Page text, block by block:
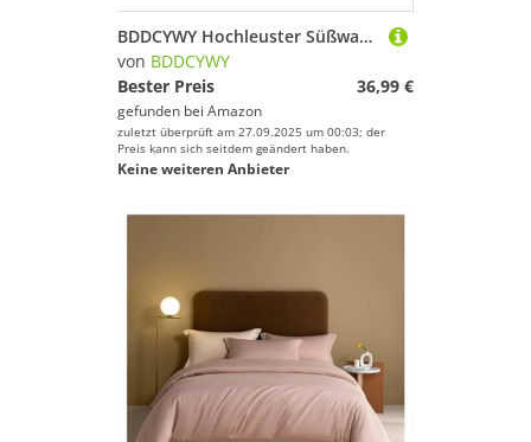
BDDCYWY Hochleuster Süßwasserkultivierterperl Frauen 925 Anhängerkette
von BDDCYWY
Bester Preis
36,99 €
gefunden bei Amazon
zuletzt überprüft am 27.09.2025 um 00:03; der
Preis kann sich seitdem geändert haben.
Keine weiteren Anbieter